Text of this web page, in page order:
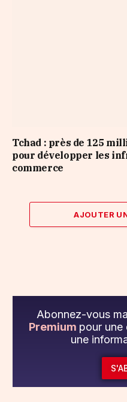
Tchad : près de 125
pour développer les
commerce
AJOUTER
Abonnez-vous
Premium pour une
une